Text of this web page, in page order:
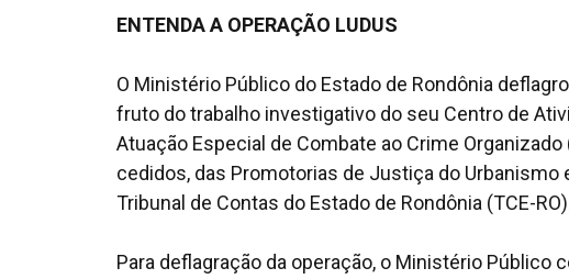
ENTENDA A OPERAÇÃO LUDUS
O Ministério Público do Estado de Rondônia
fruto do trabalho investigativo do seu Centro de
Atuação Especial de Combate ao Crime
cedidos, das Promotorias de Justiça do Urbanismo
Tribunal de Contas do Estado de Rondônia (TCE-
Para deflagração da operação, o Ministério Público